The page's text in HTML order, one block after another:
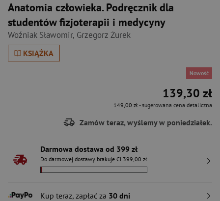
Anatomia człowieka. Podręcznik dla
studentów fizjoterapii i medycyny
Woźniak Sławomir, Grzegorz Żurek
KSIĄŻKA
Nowość
139,30 zł
149,00 zł- sugerowana cena detaliczna
Zamów teraz, wyślemy w poniedziałek.
Darmowa dostawa od 399 zł
Do darmowej dostawy brakuje Ci 399,00 zł
Kup teraz, zapłać za 30 dni